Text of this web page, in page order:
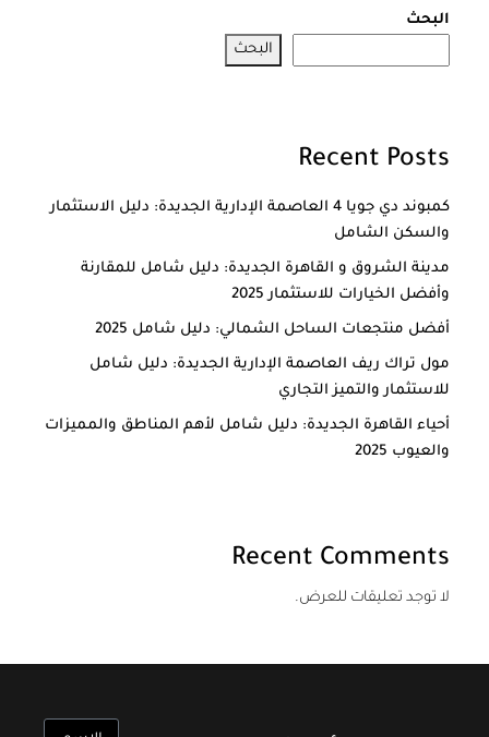
البحث
البحث
Recent Posts
كمبوند دي جويا 4 العاصمة الإدارية الجديدة: دليل الاستثمار
والسكن الشامل
مدينة الشروق و القاهرة الجديدة: دليل شامل للمقارنة
وأفضل الخيارات للاستثمار 2025
أفضل منتجعات الساحل الشمالي: دليل شامل 2025
مول تراك ريف العاصمة الإدارية الجديدة: دليل شامل
للاستثمار والتميز التجاري
أحياء القاهرة الجديدة: دليل شامل لأهم المناطق والمميزات
والعيوب 2025
Recent Comments
لا توجد تعليقات للعرض.